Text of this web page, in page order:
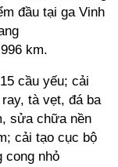
đầu tại ga Vinh
km.
cầu yếu; cải
tà vẹt, đá ba
sửa chữa nền
cải tạo cục bộ
cong nhỏ